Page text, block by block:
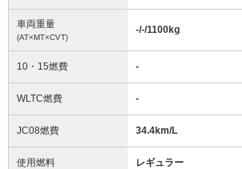
車両重量
(AT×MT×CVT)
-/-/1100kg
10・15燃費 -
WLTC燃費 -
JC08燃費 34.4km/L
使用燃料 レギュラー